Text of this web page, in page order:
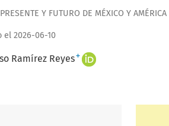
Y FUTURO DE MÉXICO Y AMÉRICA
el 2026-06-10
Ramírez Reyes+